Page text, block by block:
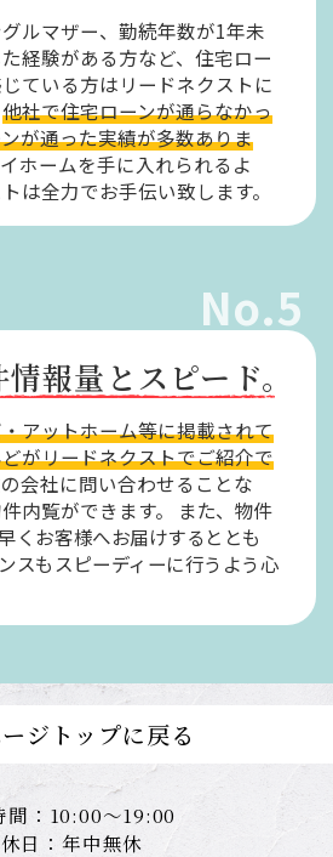
ルマザー、勤続年数が1年未
経験がある方など、住宅ロー
ている方はリードネクストに
他社で住宅ローンが通らなかっ
が通った実績が多数ありま
ホームを手に入れられるよ
は全力でお手伝い致します。
No.5
報量とスピード。
アットホーム等に掲載されて
がリードネクストでご紹介で
会社に問い合わせることな
内覧ができます。
また、物件
くお客様へお届けするととも
スもスピーディーに行うよう心
ジトップに戻る
間：10:00～19:00
日：年中無休